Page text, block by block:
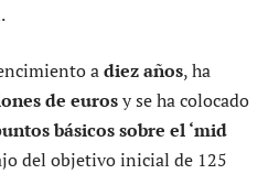
adiez años, ha
de eurosy se ha colocado
básicos sobre el ‘mid
del objetivo inicial de 125